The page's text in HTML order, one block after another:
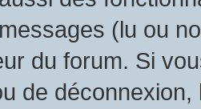
(lu ou
du forum. Si
de